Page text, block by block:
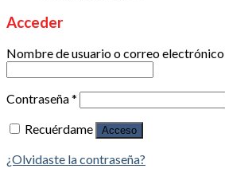
Acceder
Nombre de usuario o correo electrónico
Contraseña*
Recuérdame
Acceso
¿Olvidaste la contraseña?